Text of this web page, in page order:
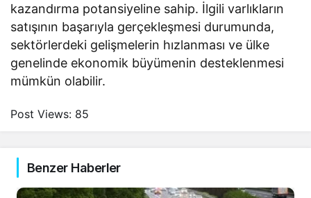
kazandırma potansiyeline sahip. İlgili varlıkların
satışının başarıyla gerçekleşmesi durumunda,
sektörlerdeki gelişmelerin hızlanması ve ülke
genelinde ekonomik büyümenin desteklenmesi
mümkün olabilir.
Post Views: 85
Benzer Haberler